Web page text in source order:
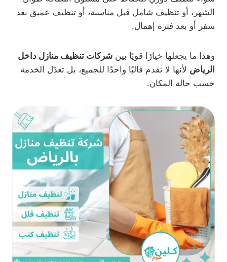
الشهر، أو تنظيف شامل قبل مناسبة، أو تنظيف عميق بعد
سفر أو بعد فترة إهمال.
وهذا ما يجعلها خيارًا قويًا بين شركات تنظيف منازل داخل
الرياض لأنها لا تقدم قالبًا واحدًا للجميع، بل تعدّل الخدمة
حسب حالة المكان.